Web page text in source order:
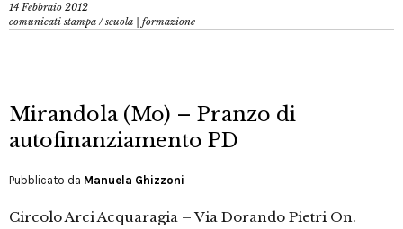
14 Febbraio 2012
comunicati stampa /scuola | formazione
Mirandola (Mo) – Pranzo di
autofinanziamento PD
Pubblicato da Manuela Ghizzoni
Circolo Arci Acquaragia – Via Dorando Pietri On.